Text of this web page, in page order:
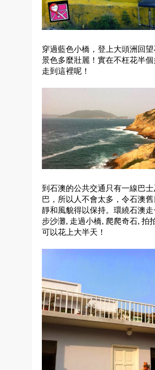
穿過藍色小橋，登上大頭洲回望
景色多麼壯麗！實在不枉花半
走到這裡呢！
到石澳的公共交通只有一線巴
巴，所以人不會太多，令石澳
靜和風貌得以保持。環繞石澳走
步沙灘, 走過小橋, 爬爬奇石, 拍
可以花上大半天！